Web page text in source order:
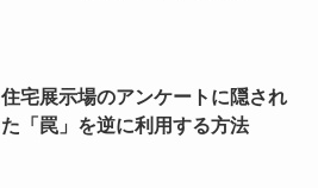
住宅展示場のアンケートに隠され
た「罠」を逆に利用する方法